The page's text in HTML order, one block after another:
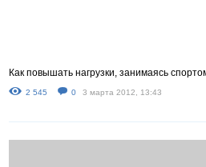
Как повышать нагрузки, занимаясь
2 545 0 3 марта 2012, 13:43